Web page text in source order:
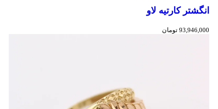
انگشتر کارتیه لاو
93,946,000 تومان